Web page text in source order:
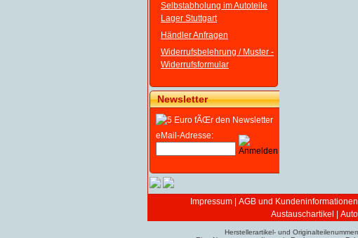
Selbstabholung im Autoteile
Lager Stuttgart
Händler Anfragen
Widerrufsbelehrung / Muster -
Widerrufsformular
Newsletter
eMail-Adresse:
Impressum AGB und Kundeninformationen
Austauschartikel
Herstellerartikel- und